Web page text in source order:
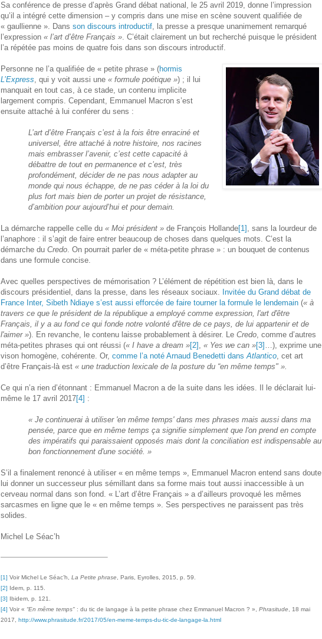
Sa conférence de presse d’après Grand débat national, le 25 avril 2019, donne l’impression
qu’il a intégré cette dimension – y compris dans une mise en scène souvent qualifiée de
« gaullienne ». Dans son discours introductif, la presse a presque unanimement remarqué
l’expression « l’art d’être Français ». C’était clairement un but recherché puisque le président
l’a répétée pas moins de quatre fois dans son discours introductif.
Personne ne l’a qualifiée de « petite phrase » (hormis
L’Express, qui y voit aussi une « formule poétique ») ; il lui
manquait en tout cas, à ce stade, un contenu implicite
largement compris. Cependant, Emmanuel Macron s’est
ensuite attaché à lui conférer du sens :
L’art d’être Français c’est à la fois être enraciné et
universel, être attaché à notre histoire, nos racines
mais embrasser l’avenir, c’est cette capacité à
débattre de tout en permanence et c’est, très
profondément, décider de ne pas nous adapter au
monde qui nous échappe, de ne pas céder à la loi du
plus fort mais bien de porter un projet de résistance,
d’ambition pour aujourd’hui et pour demain.
La démarche rappelle celle du « Moi président » de François Hollande[1] , sans la lourdeur de
l’anaphore : il s’agit de faire entrer beaucoup de choses dans quelques mots. C’est la
démarche du Credo. On pourrait parler de « méta-petite phrase » : un bouquet de contenus
dans une formule concise.
Avec quelles perspectives de mémorisation ? L’élément de répétition est bien là, dans le
discours présidentiel, dans la presse, dans les réseaux sociaux. Invitée du Grand débat de
France Inter, Sibeth Ndiaye s’est aussi efforcée de faire tourner la formule le lendemain (« à
travers ce que le président de la république a employé comme expression, l'art d'être
Français, il y a au fond ce qui fonde notre volonté d'être de ce pays, de lui appartenir et de
l'aimer »). En revanche, le contenu laisse probablement à désirer. Le Credo, comme d’autres
méta-petites phrases qui ont réussi (« I have a dream »[2] , « Yes we can »[3] …), exprime une
vison homogène, cohérente. Or, comme l’a noté Arnaud Benedetti dansAtlantico, cet art
d’être Français-là est « une traduction lexicale de la posture du “en même temps" ».
Ce qui n’a rien d’étonnant : Emmanuel Macron a de la suite dans les idées. Il le déclarait lui-
même le 17 avril 2017[4] :
« Je continuerai à utiliser 'en même temps' dans mes phrases mais aussi dans ma
pensée, parce que en même temps ça signifie simplement que l'on prend en compte
des impératifs qui paraissaient opposés mais dont la conciliation est indispensable au
bon fonctionnement d'une société. »
S’il a finalement renoncé à utiliser « en même temps », Emmanuel Macron entend sans doute
lui donner un successeur plus sémillant dans sa forme mais tout aussi inaccessible à un
cerveau normal dans son fond. « L’art d’être Français » a d’ailleurs provoqué les mêmes
sarcasmes en ligne que le « en même temps ». Ses perspectives ne paraissent pas très
solides.
Michel Le Séac’h
[1] Voir Michel Le Séac’h, La Petite phrase, Paris, Eyrolles, 2015, p. 59.
[2] Idem, p. 115.
[3] Ibidem, p. 121.
[4] Voir « “En même temps" : du tic de langage à la petite phrase chez Emmanuel Macron ? », Phrasitude, 18 mai
2017, http://www.phrasitude.fr/2017/05/en-meme-temps-du-tic-de-langage-la.html